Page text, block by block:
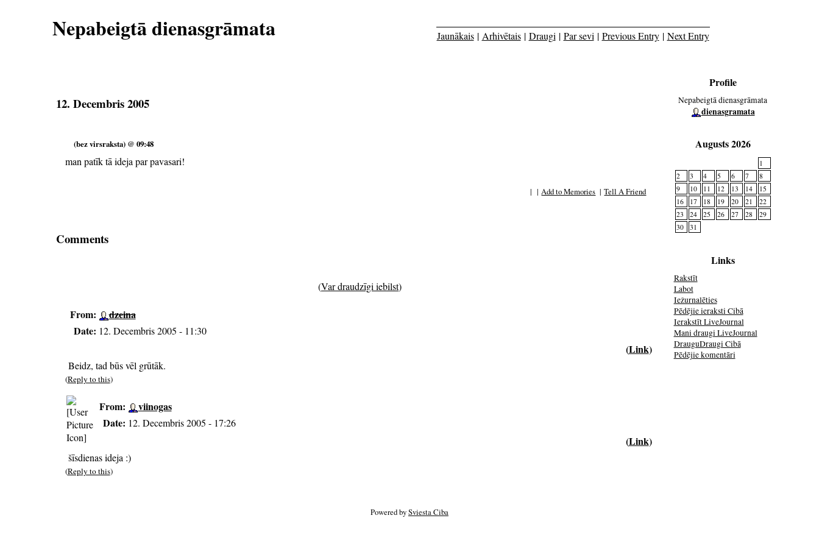
Nepabeigtā dienasgrāmata Jaunākais| Arhivētais| Draugi | Par sevi | Previous Entry| Next Entry
12. Decembris 2005
(bez virsraksta) @ 09:48
man patīk tā ideja par pavasari!
| |Add to Memories |Tell A Friend
Comments
(Var draudzīgi iebilst)
From:
dzeina
Date: 12. Decembris 2005 - 11:30
(Link)
Beidz, tad būs vēl grūtāk.
(Reply to this)
From:
viinogas
Date: 12. Decembris 2005 - 17:26
(Link)
šīsdienas ideja :)
(Reply to this)
Profile
Nepabeigtā dienasgrāmata
dienasgramata
Augusts 2026
1
2
3 4 5 6 7
8
9
10 11 12 13 14
15
16
17 18 19 20 21
22
23
24 25 26 27 28
29
30
31
Links
Rakstīt
Labot
Iežurnalēties
Pēdējie ieraksti Cibā
Ierakstīt LiveJournal
Mani draugi LiveJournal
DrauguDraugi Cibā
Pēdējie komentāri
Powered bySviesta Ciba